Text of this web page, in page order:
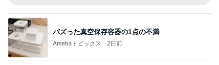
バズった真空保存容器の1点の不満
Amebaトピックス 2日前